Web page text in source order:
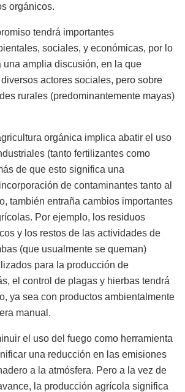
orgánicos.
tendrá importantes
sociales, y económicas, por lo
una amplia discusión, en la que
actores sociales, pero sobre
rurales (predominantemente mayas)
orgánica implica abatir el uso
(tanto fertilizantes como
de que esto significa una
de contaminantes tanto al
también entraña cambios importantes
Por ejemplo, los residuos
y los restos de las actividades de
(que usualmente se queman)
para la producción de
el control de plagas y hierbas tendrá
ya sea con productos ambientalmente
manual.
el uso del fuego como herramienta
una reducción en las emisiones
a la atmósfera. Pero a la vez de
la producción agrícola significa